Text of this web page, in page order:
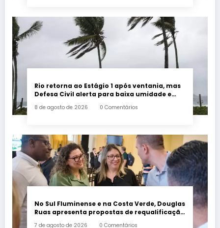
Rio retorna ao Estágio 1 após ventania, mas
Defesa Civil alerta para baixa umidade e
8 de agosto de 2026 0 Comentários
No Sul Fluminense e na Costa Verde, Douglas
Ruas apresenta propostas de requalificação
7 de agosto de 2026 0 Comentários